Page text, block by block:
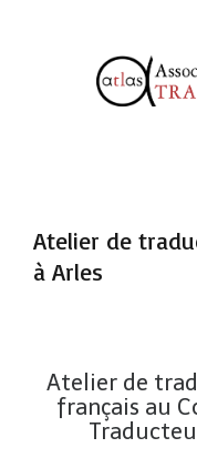
Atelier de
à Arles
Atelier de
français au